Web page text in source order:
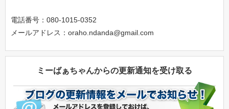
電話番号：080-1015-0352
メールアドレス：oraho.ndanda@gmail.com
ミーばぁちゃんからの更新通知を受け取る